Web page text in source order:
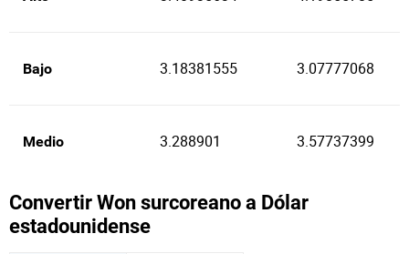
Bajo 3.18381555 3.07777068
Medio 3.288901 3.57737399
Convertir Won surcoreano a Dólar
estadounidense